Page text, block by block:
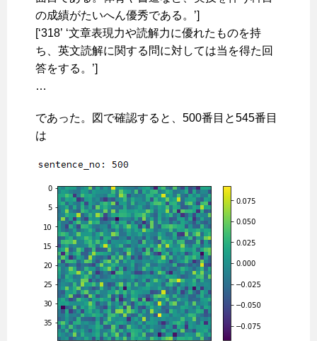
の成績がたいへん優秀である。’]
[‘318’ ‘文章表現力や読解力に優れたものを持
ち、英文読解に関する問に対しては当を得た回
答をする。’]
…
であった。図で確認すると、500番目と545番目
は